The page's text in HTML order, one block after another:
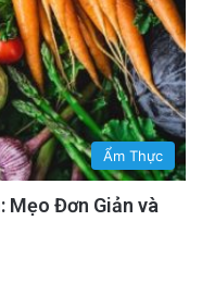
Ẩm Thực
Mẹo Đơn Giản và